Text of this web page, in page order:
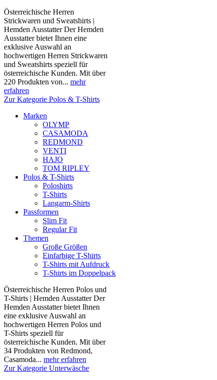
Österreichische Herren
Strickwaren und Sweatshirts |
Hemden Ausstatter Der Hemden
Ausstatter bietet Ihnen eine
exklusive Auswahl an
hochwertigen Herren Strickwaren
und Sweatshirts speziell für
österreichische Kunden. Mit über
220 Produkten von... mehr
erfahren
Zur Kategorie Polos & T-Shirts
Marken
OLYMP
CASAMODA
REDMOND
VENTI
HAJO
TOM RIPLEY
Polos & T-Shirts
Poloshirts
T-Shirts
Langarm-Shirts
Passformen
Slim Fit
Regular Fit
Themen
Große Größen
Einfarbige T-Shirts
T-Shirts mit Aufdruck
T-Shirts im Doppelpack
Österreichische Herren Polos und
T-Shirts | Hemden Ausstatter Der
Hemden Ausstatter bietet Ihnen
eine exklusive Auswahl an
hochwertigen Herren Polos und
T-Shirts speziell für
österreichische Kunden. Mit über
34 Produkten von Redmond,
Casamoda... mehr erfahren
Zur Kategorie Unterwäsche